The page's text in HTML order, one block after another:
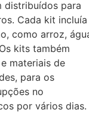
distribuídos para
Cada kit incluía
como arroz,
kits também
materiais de
para os
no
por vários dias.